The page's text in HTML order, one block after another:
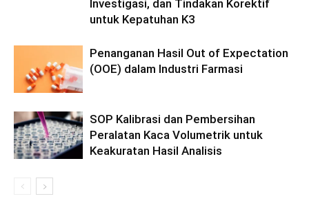
Investigasi, dan Tindakan Korektif
untuk Kepatuhan K3
Penanganan Hasil Out of Expectation
(OOE) dalam Industri Farmasi
SOP Kalibrasi dan Pembersihan
Peralatan Kaca Volumetrik untuk
Keakuratan Hasil Analisis